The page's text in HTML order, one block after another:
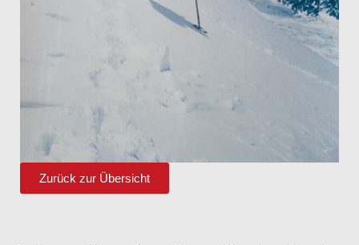
Zurück zur Übersicht